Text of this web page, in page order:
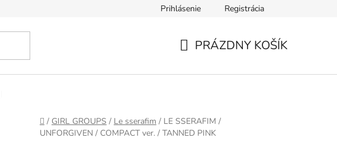
Prihlásenie Registrácia
PRÁZDNY KOŠÍK
Domov
/ GIRL GROUPS / Le sserafim / LE SSERAFIM /
UNFORGIVEN / COMPACT ver. / TANNED PINK